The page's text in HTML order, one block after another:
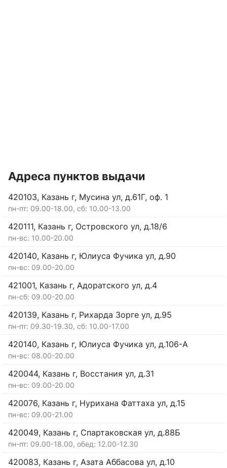
Адреса пунктов выдачи
420103, Казань г, Мусина ул, д.61Г, оф. 1
пн-пт: 09.00-18.00, сб: 10.00-13.00
420111, Казань г, Островского ул, д.18/6
пн-вс: 10.00-20.00
420140, Казань г, Юлиуса Фучика ул, д.90
пн-вс: 09.00-20.00
421001, Казань г, Адоратского ул, д.4
пн-сб: 09.00-20.00
420139, Казань г, Рихарда Зорге ул, д.95
пн-пт: 09.30-19.30, сб: 10.00-17.00
420140, Казань г, Юлиуса Фучика ул, д.106-А
пн-вс: 08.00-20.00
420044, Казань г, Восстания ул, д.31
пн-вс: 09.00-20.00
420076, Казань г, Нурихана Фаттаха ул, д.15
пн-вс: 09.00-21.00
420049, Казань г, Спартаковская ул, д.88Б
пн-пт: 09.00-18.00, обед: 12.00-12.30
420083, Казань г, Азата Аббасова ул, д.10